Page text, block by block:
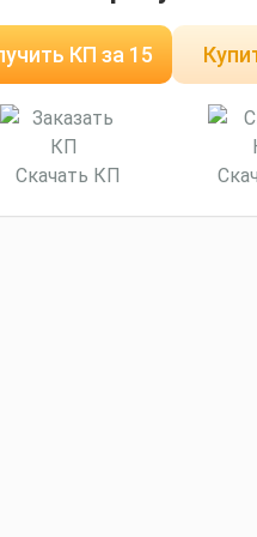
КП за 15
минут
Скачать КП